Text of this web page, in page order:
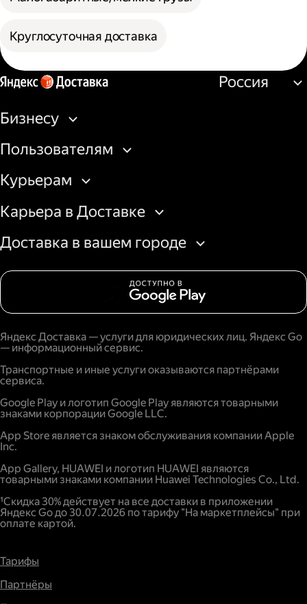
Круглосуточная доставка
Россия
Бизнесу
Пользователям
Курьерам
Карьера в Доставке
Доставка в вашем городе
Яндекс Доставка — услуги для юридических лиц. Яндекс Go
— информационный сервис.
Транспортные и иные услуги оказываются партнёрами
сервиса.
Google Play и логотип Google Play являются товарными
знаками корпорации Google LLC.
App Store является знаком обслуживания компании Apple
Inc.
App Gallery, HUAWEI и логотип HUAWEI являются
товарными знаками компании Huawei Technologies Co., Ltd.
¹Скидка 30% действует на все доставки в приложении
Яндекс Go до 30.07.2026 по тарифу "На маркетплейсы" при
оплате картой.
Тарифы
Партнёры